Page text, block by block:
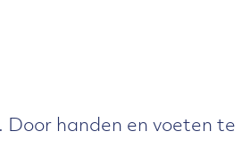
handen en voeten te